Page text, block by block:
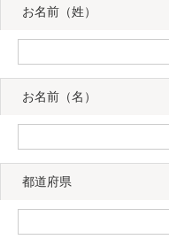
お名前（姓）
お名前（名）
都道府県